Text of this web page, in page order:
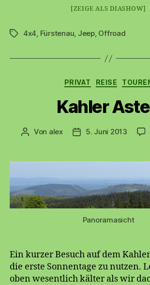
[ZEIGE ALS DIASHOW]
Schlagwörter
4x4, Fürstenau, Jeep, Offroad
PRIVAT REISE
Kahler
Beitragsautor
Von alex Beitragsdatum
5. Juni 2013
Panoramasicht
Ein kurzer Besuch auf dem
die erste Sonnentage zu nutzen.
oben wesentlich kälter als wir